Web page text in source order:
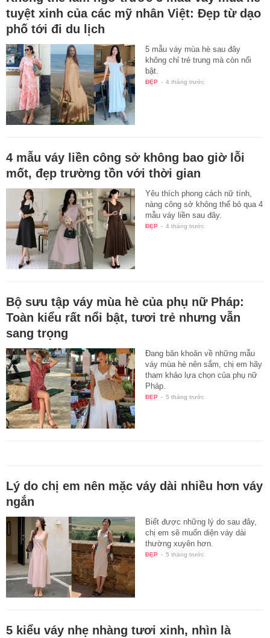
tuyệt xinh của các mỹ nhân Việt: Đẹp từ dạo
phố tới đi du lịch
5 mẫu váy mùa hè sau đây
không chỉ trẻ trung mà còn nổi
bật.
ĐẸP - 4 tháng trước
4 mẫu váy liền công sở không bao giờ lỗi
mốt, đẹp trường tồn với thời gian
Yêu thích phong cách nữ tính,
nàng công sở không thể bỏ qua 4
mẫu váy liền sau đây.
ĐẸP - 4 tháng trước
Bộ sưu tập váy mùa hè của phụ nữ Pháp:
Toàn kiểu rất nổi bật, tươi trẻ nhưng vẫn
sang trọng
Đang băn khoăn về những mẫu
váy mùa hè nên sắm, chị em hãy
tham khảo lựa chọn của phụ nữ
Pháp.
ĐẸP - 5 tháng trước
Lý do chị em nên mặc váy dài nhiều hơn váy
ngắn
Biết được những lý do sau đây,
chị em sẽ muốn diện váy dài
thường xuyên hơn.
ĐẸP - 5 tháng trước
5 kiểu váy nhẹ nhàng tươi xinh, nhìn là